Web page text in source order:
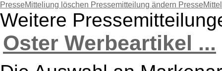
PresseMitteliung löschen Pressemitteilung ändern
Weitere
Oster Werbeartikel ...